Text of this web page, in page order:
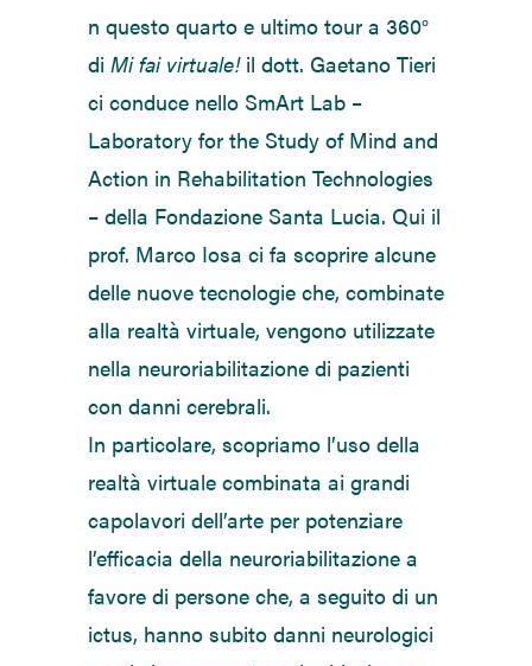
n questo quarto e ultimo tour a 360°
di Mi fai virtuale!il dott. Gaetano Tieri
ci conduce nello SmArt Lab –
Laboratory for the Study of Mind and
Action in Rehabilitation Technologies
– della Fondazione Santa Lucia. Qui il
prof. Marco Iosa ci fa scoprire alcune
delle nuove tecnologie che, combinate
alla realtà virtuale, vengono utilizzate
nella neuroriabilitazione di pazienti
con danni cerebrali.
In particolare, scopriamo l’uso della
realtà virtuale combinata ai grandi
capolavori dell’arte per potenziare
l’efficacia della neuroriabilitazione a
favore di persone che, a seguito di un
ictus, hanno subito danni neurologici